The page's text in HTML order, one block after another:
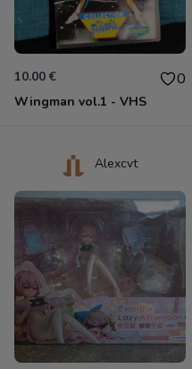
10.00 € 0
Wingman vol.1 - VHS
Alexcvt